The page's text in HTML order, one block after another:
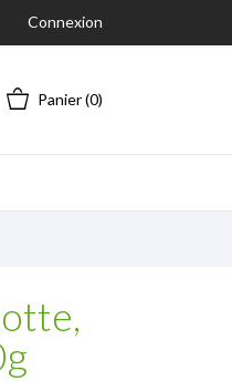
Connexion
Panier(0)